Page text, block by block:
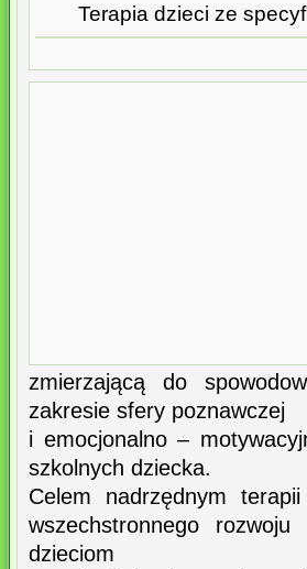
Terapia dzieci ze
zmierzającą do
zakresie sfery poznawczej
i emocjonalno –
szkolnych dziecka.
Celem nadrzędnym
wszechstronnego rozwoju
dzieciom